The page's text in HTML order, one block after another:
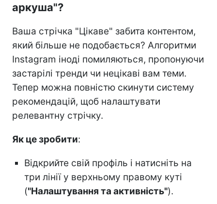
аркуша"?
Ваша стрічка "Цікаве" забита контентом,
який більше не подобається? Алгоритми
Instagram іноді помиляються, пропонуючи
застарілі тренди чи нецікаві вам теми.
Тепер можна повністю скинути систему
рекомендацій, щоб налаштувати
релевантну стрічку.
Як це зробити:
Відкрийте свій профіль і натисніть на
три лінії у верхньому правому куті
("Налаштування та активність").